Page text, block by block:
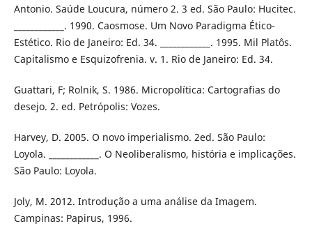
Antonio. Saúde Loucura, número 2. 3 ed. São Paulo: Hucitec.
____________. 1990. Caosmose. Um Novo Paradigma Ético-
Estético. Rio de Janeiro: Ed. 34. ____________. 1995. Mil Platôs.
Capitalismo e Esquizofrenia. v. 1. Rio de Janeiro: Ed. 34.
Guattari, F; Rolnik, S. 1986. Micropolítica: Cartografias do
desejo. 2. ed. Petrópolis: Vozes.
Harvey, D. 2005. O novo imperialismo. 2ed. São Paulo:
Loyola. ____________. O Neoliberalismo, história e implicações.
São Paulo: Loyola.
Joly, M. 2012. Introdução a uma análise da Imagem.
Campinas: Papirus, 1996.